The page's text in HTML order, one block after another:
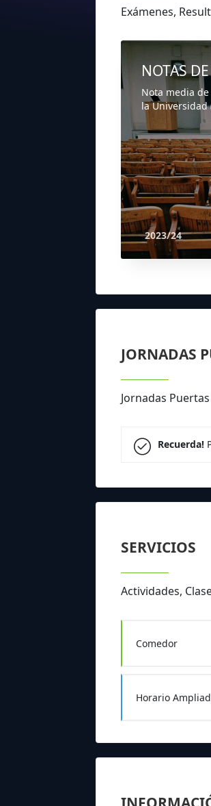
Exámenes,
NOTAS
Nota media
la Universidad
2023/24
JORNADAS
Jornadas
Recuerda!
SERVICIOS
Actividades,
Comedor
Horario